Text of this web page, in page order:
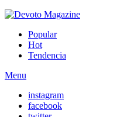
Popular
Hot
Tendencia
Menu
instagram
facebook